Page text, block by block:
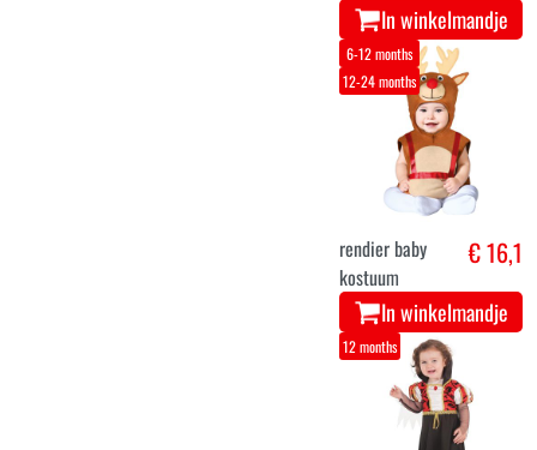
In winkelmandje
6-12 months
12-24 months
rendier baby
kostuum
€ 16,1
In winkelmandje
12 months